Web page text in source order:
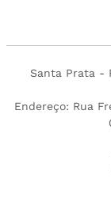
Santa Prata -
Endereço: Rua